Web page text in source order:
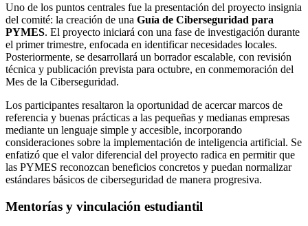
Uno de los puntos centrales fue la presentación del proyecto insignia
del comité: la creación de una Guía de Ciberseguridad para
PYMES. El proyecto iniciará con una fase de investigación durante
el primer trimestre, enfocada en identificar necesidades locales.
Posteriormente, se desarrollará un borrador escalable, con revisión
técnica y publicación prevista para octubre, en conmemoración del
Mes de la Ciberseguridad.
Los participantes resaltaron la oportunidad de acercar marcos de
referencia y buenas prácticas a las pequeñas y medianas empresas
mediante un lenguaje simple y accesible, incorporando
consideraciones sobre la implementación de inteligencia artificial. Se
enfatizó que el valor diferencial del proyecto radica en permitir que
las PYMES reconozcan beneficios concretos y puedan normalizar
estándares básicos de ciberseguridad de manera progresiva.
Mentorías y vinculación estudiantil